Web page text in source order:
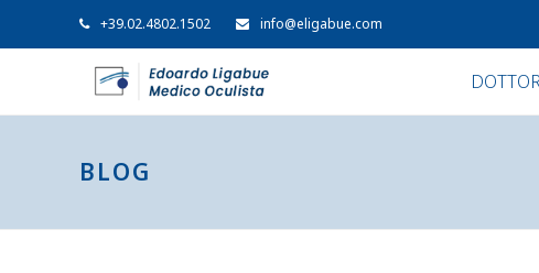
+39.02.4802.1502 info@eligabue.com
BLOG